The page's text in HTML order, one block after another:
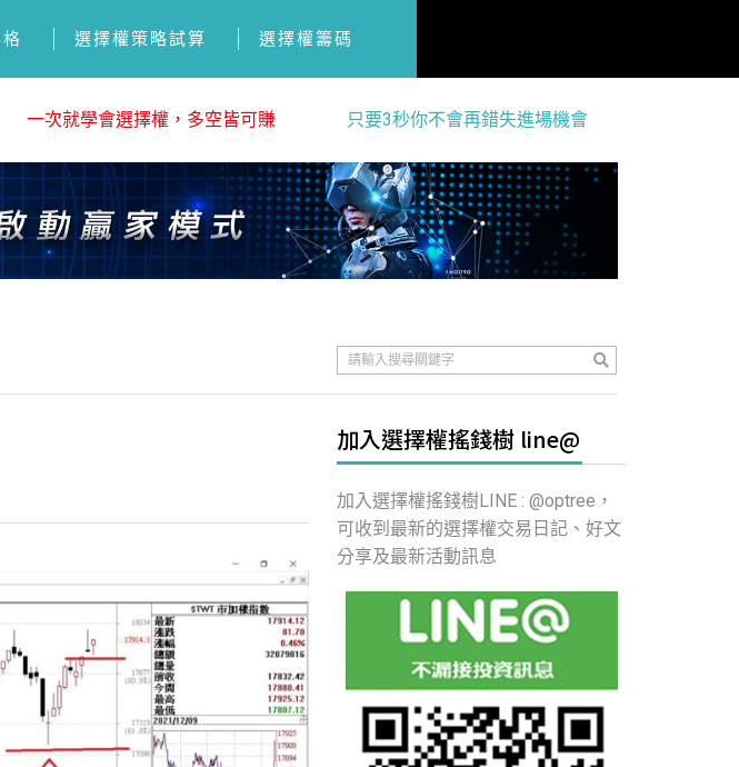
選擇權策略試算 選擇權籌碼
一次就學會選擇權，多空皆可賺 只要3秒你不會再錯失進場機會
加入選擇權搖錢樹 line@
加入選擇權搖錢樹LINE : @optree，
可收到最新的選擇權交易日記、好文
分享及最新活動訊息